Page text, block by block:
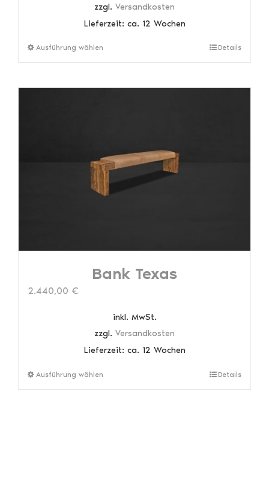
zzgl. Versandkosten
Lieferzeit: ca. 12 Wochen
Ausführung wählen
mehrere
können
auf
Details
Bank Texas
2.440,00 €
inkl. MwSt.
zzgl. Versandkosten
Lieferzeit: ca. 12 Wochen
Ausführung wählen Details